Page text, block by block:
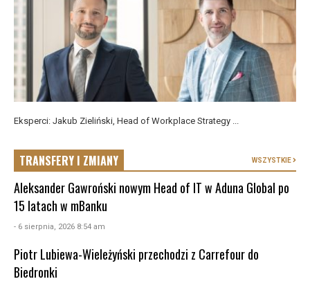
Eksperci: Jakub Zieliński, Head of Workplace Strategy ...
TRANSFERY I ZMIANY WSZYSTKIE
Aleksander Gawroński nowym Head of IT w Aduna Global po
15 latach w mBanku
- 6 sierpnia, 2026 8:54 am
Piotr Lubiewa-Wieleżyński przechodzi z Carrefour do
Biedronki